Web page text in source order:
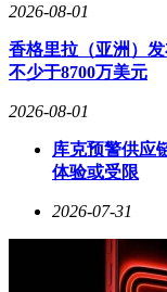
2026-08-01
香格里拉（亚洲）
不少于8700万美元
2026-08-01
库克预警供应
体验或受限
2026-07-31